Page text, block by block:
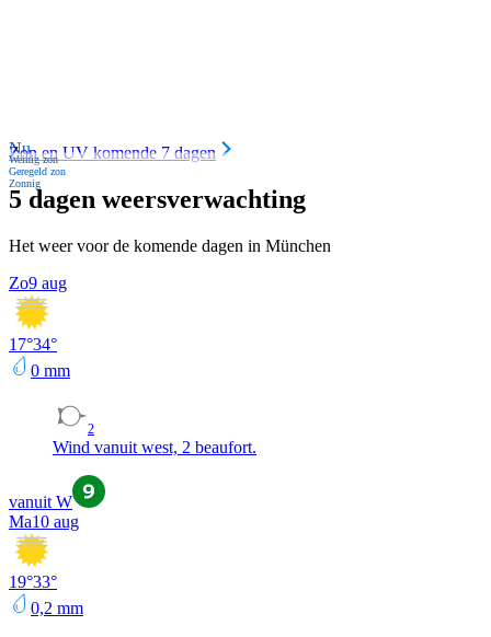
Nu
Weinig zon
Geregeld zon
Zonnig
Zon en UV komende 7 dagen
5 dagen weersverwachting
Het weer voor de komende dagen in München
Zo9 aug
17°34°
0 mm
2
Wind vanuit west, 2 beaufort.
vanuit W
Ma10 aug
19°33°
0,2 mm